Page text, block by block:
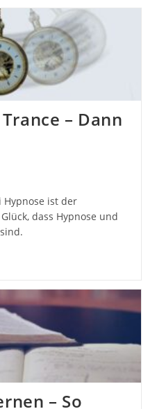
– Dann
Hypnose ist der
dass Hypnose und
– So